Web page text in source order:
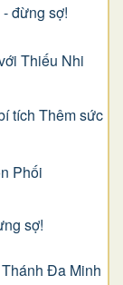
đừng sợ!
Thiếu Nhi
tích Thêm sức
Phối
sợ!
Đa Minh